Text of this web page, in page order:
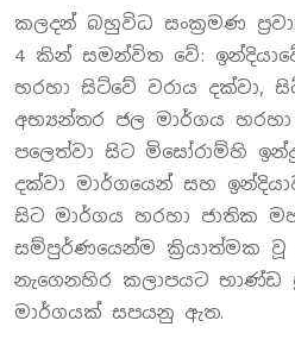
කලදන් බහුවිධ සංක්‍රමණ
4 කින් සමන්විත වේ:
හරහා සිට්වේ වරාය දක්වා,
අභ්‍යන්තර ජල මාර්ගය හරහා
පලෙත්වා සිට මිසෝරාම්හි
දක්වා මාර්ගයෙන් සහ
සිට මාර්ගය හරහා ජාතික
සම්පුර්ණයෙන්ම ක්‍රියාත්මක
නැගෙනහිර කලාපයට භාණ්ඩ
මාර්ගයක් සපයනු ඇත.